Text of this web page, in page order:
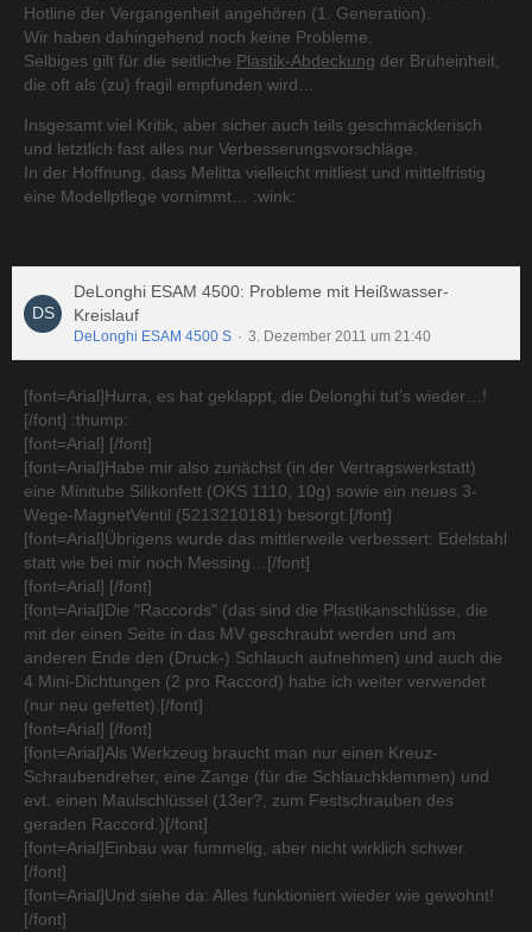
Hotline der Vergangenheit angehören (1. Generation).
Wir haben dahingehend noch keine Probleme.
Selbiges gilt für die seitliche Plastik-Abdeckung der Brüheinheit,
die oft als (zu) fragil empfunden wird…
Insgesamt viel Kritik, aber sicher auch teils geschmäcklerisch
und letztlich fast alles nur Verbesserungsvorschläge.
In der Hoffnung, dass Melitta vielleicht mitliest und mittelfristig
eine Modellpflege vornimmt… :wink:
DeLonghi ESAM 4500: Probleme mit Heißwasser-
Kreislauf
DeLonghi ESAM 4500 S 3. Dezember 2011 um 21:40
[font=Arial]Hurra, es hat geklappt, die Delonghi tut’s wieder…!
[/font] :thump:
[font=Arial] [/font]
[font=Arial]Habe mir also zunächst (in der Vertragswerkstatt)
eine Minitube Silikonfett (OKS 1110, 10g) sowie ein neues 3-
Wege-MagnetVentil (5213210181) besorgt.[/font]
[font=Arial]Übrigens wurde das mittlerweile verbessert: Edelstahl
statt wie bei mir noch Messing…[/font]
[font=Arial] [/font]
[font=Arial]Die "Raccords" (das sind die Plastikanschlüsse, die
mit der einen Seite in das MV geschraubt werden und am
anderen Ende den (Druck-) Schlauch aufnehmen) und auch die
4 Mini-Dichtungen (2 pro Raccord) habe ich weiter verwendet
(nur neu gefettet).[/font]
[font=Arial] [/font]
[font=Arial]Als Werkzeug braucht man nur einen Kreuz-
Schraubendreher, eine Zange (für die Schlauchklemmen) und
evt. einen Maulschlüssel (13er?, zum Festschrauben des
geraden Raccord.)[/font]
[font=Arial]Einbau war fummelig, aber nicht wirklich schwer.
[/font]
[font=Arial]Und siehe da: Alles funktioniert wieder wie gewohnt!
[/font]